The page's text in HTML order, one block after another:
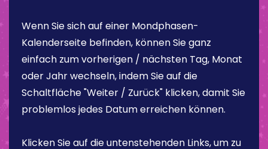
Wenn Sie sich auf einer Mondphasen-
Kalenderseite befinden, können Sie ganz
einfach zum vorherigen / nächsten Tag, Monat
oder Jahr wechseln, indem Sie auf die
Schaltfläche "Weiter / Zurück" klicken, damit Sie
problemlos jedes Datum erreichen können.
Klicken Sie auf die untenstehenden Links, um zu